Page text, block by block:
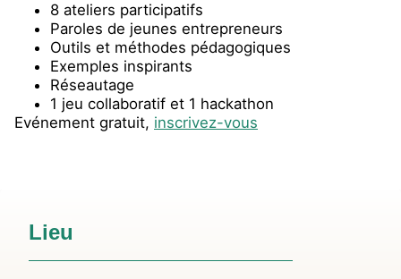
8 ateliers participatifs
Paroles de jeunes entrepreneurs
Outils et méthodes pédagogiques
Exemples inspirants
Réseautage
1 jeu collaboratif et 1 hackathon
Evénement gratuit, inscrivez-vous
Lieu